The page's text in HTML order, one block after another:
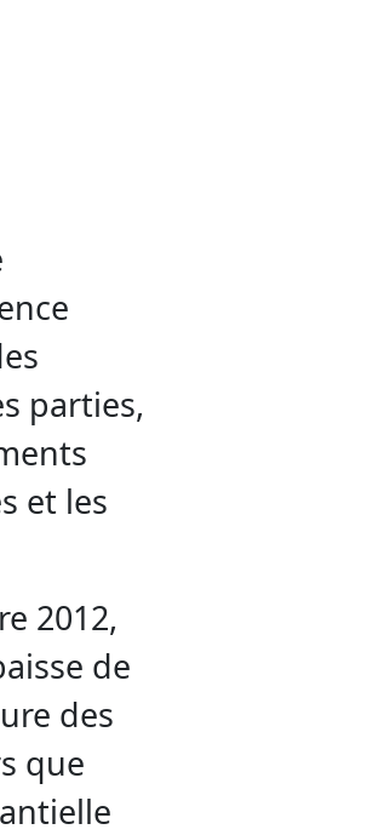
parties,
et les
2012,
de
des
que